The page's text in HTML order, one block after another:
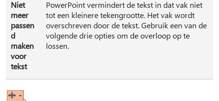
Niet
meer
passen
d
maken
voor
tekst
PowerPoint vermindert de tekst in dat vak niet
tot een kleinere tekengrootte. Het vak wordt
overschreven door de tekst. Gebruik een van de
volgende drie opties om de overloop op te
lossen.